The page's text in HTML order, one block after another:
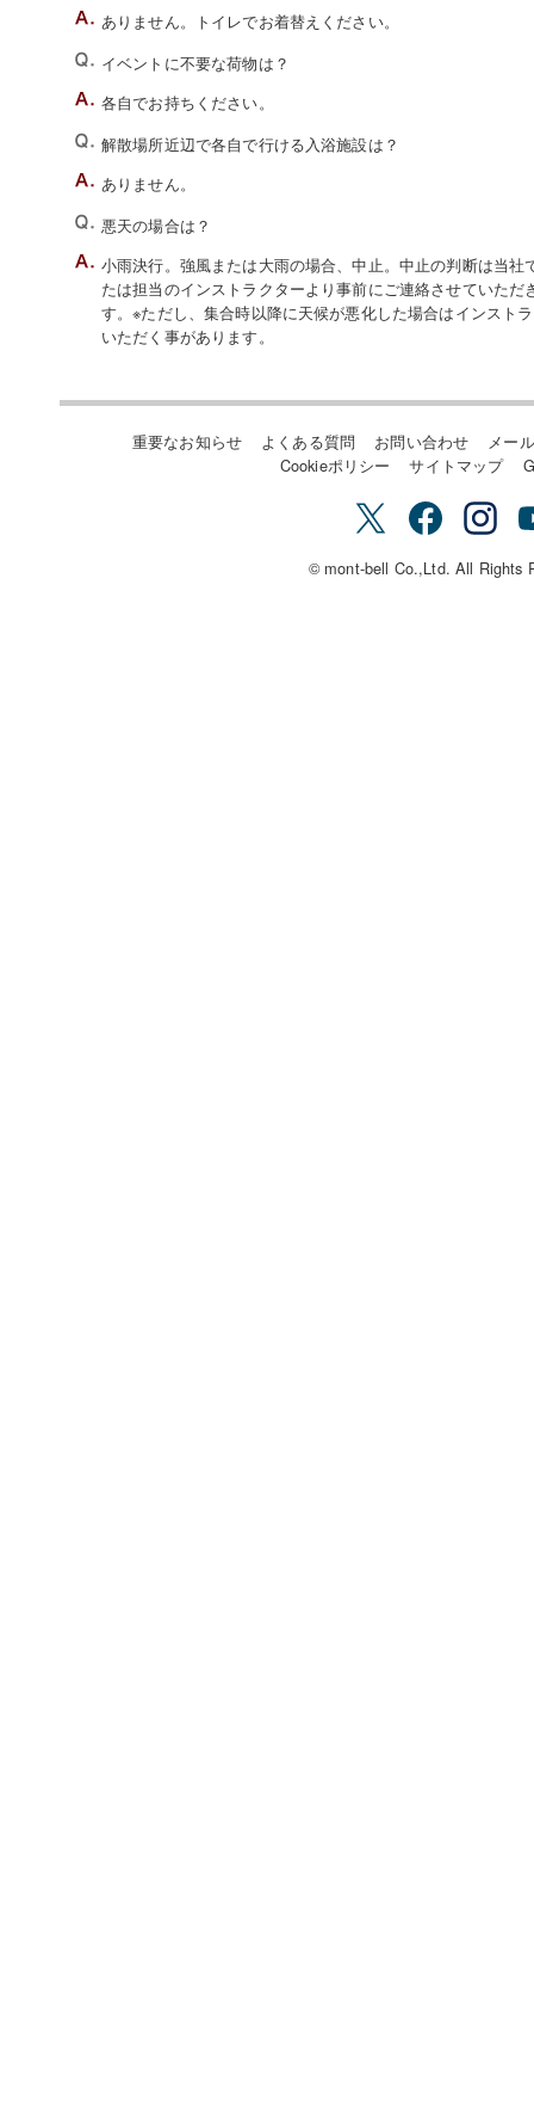
ありません。トイレでお着替えください。
イベントに不要な荷物は？
各自でお持ちください。
解散場所近辺で各自で行ける入浴施設は？
ありません。
悪天の場合は？
小雨決行。強風または大雨の場合、中止。中止の判断は当
たは担当のインストラクターより事前にご連絡させていた
す。※ただし、集合時以降に天候が悪化した場合はインスト
いただく事があります。
重要なお知らせ よくある質問 お問い合わせ
メー
Cookieポリシー
サイトマップ
© mont-bell Co.,Ltd. All Rights